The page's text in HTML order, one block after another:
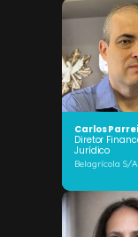
Carlos
Diretor
Jurídico
Belagrícola S/A